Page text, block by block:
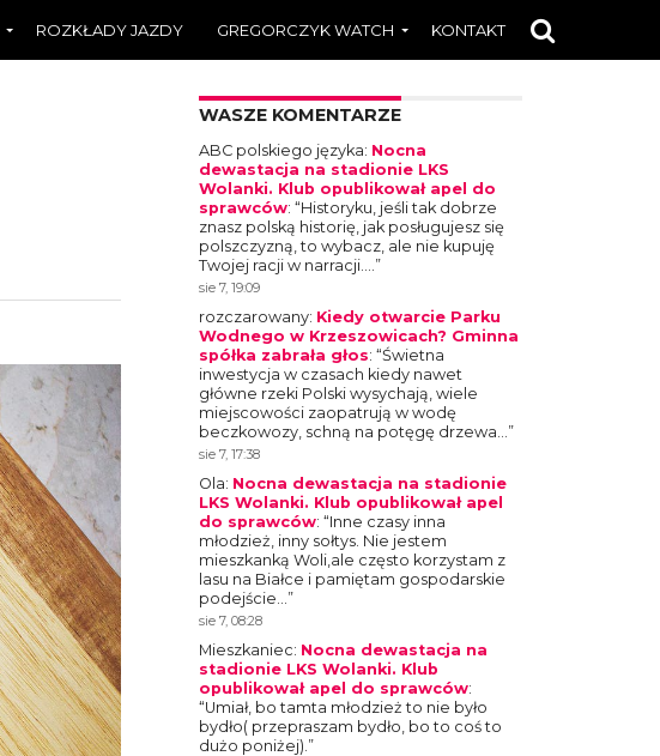
ROZKŁADY JAZDY GREGORCZYK WATCH KONTAKT
WASZE KOMENTARZE
ABC polskiego języka: Nocna
dewastacja na stadionie LKS
Wolanki. Klub opublikował apel do
sprawców: “Historyku, jeśli tak dobrze
znasz polską historię, jak posługujesz się
polszczyzną, to wybacz, ale nie kupuję
Twojej racji w narracji.…”
sie 7, 19:09
rozczarowany: Kiedy otwarcie Parku
Wodnego w Krzeszowicach? Gminna
spółka zabrała głos: “Świetna
inwestycja w czasach kiedy nawet
główne rzeki Polski wysychają, wiele
miejscowości zaopatrują w wodę
beczkowozy, schną na potęgę drzewa…”
sie 7, 17:38
Ola: Nocna dewastacja na stadionie
LKS Wolanki. Klub opublikował apel
do sprawców: “Inne czasy inna
młodzież, inny sołtys. Nie jestem
mieszkanką Woli,ale często korzystam z
lasu na Białce i pamiętam gospodarskie
podejście…”
sie 7, 08:28
Mieszkaniec: Nocna dewastacja na
stadionie LKS Wolanki. Klub
opublikował apel do sprawców:
“Umiał, bo tamta młodzież to nie było
bydło( przepraszam bydło, bo to coś to
dużo poniżej).”